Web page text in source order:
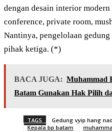
dengan desain interior
conference, private room,
Nantinya, pengelolaan
pihak ketiga. (*)
BACA JUGA: Muhammad
Batam Gunakan Hak Pilih
TAGS Gedung vvip hang
Kepala bp batam